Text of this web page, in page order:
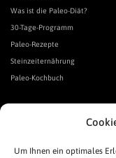
Um Ihnen ein optimales
Was ist die Paleo-Diät?
30-Tage-Programm
Paleo-Rezepte
Steinzeiternährung
Paleo-Kochbuch
*Affiliate Link. Als Partner
Urgeschmack-Empfehlungen